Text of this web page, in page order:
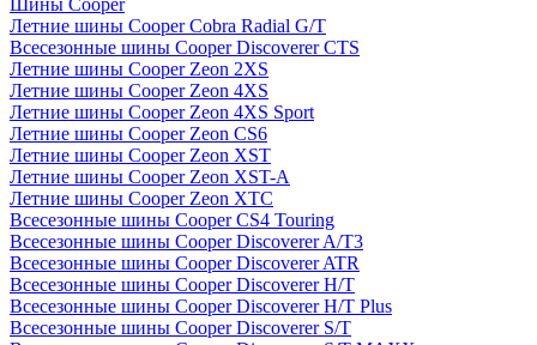
Шины Cooper
Летние шины Cooper Cobra Radial G/T
Всесезонные шины Cooper Discoverer CTS
Летние шины Cooper Zeon 2XS
Летние шины Cooper Zeon 4XS
Летние шины Cooper Zeon 4XS Sport
Летние шины Cooper Zeon CS6
Летние шины Cooper Zeon XST
Летние шины Cooper Zeon XST-A
Летние шины Cooper Zeon XTC
Всесезонные шины Cooper CS4 Touring
Всесезонные шины Cooper Discoverer A/T3
Всесезонные шины Cooper Discoverer ATR
Всесезонные шины Cooper Discoverer H/T
Всесезонные шины Cooper Discoverer H/T Plus
Всесезонные шины Cooper Discoverer S/T